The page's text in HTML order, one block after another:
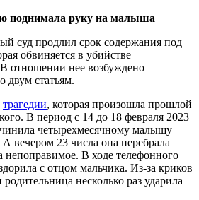
поднимала руку на малыша
суд продлил срок содержания под
обвиняется в убийстве
отношении нее возбуждено
двум статьям.
трагедии, которая произошла прошлой
В период с 14 до 18 февраля 2023
четырехмесячному малышу
вечером 23 числа она перебрала
непоправимое. В ходе телефонного
с отцом мальчика. Из-за криков
родительница несколько раз ударила